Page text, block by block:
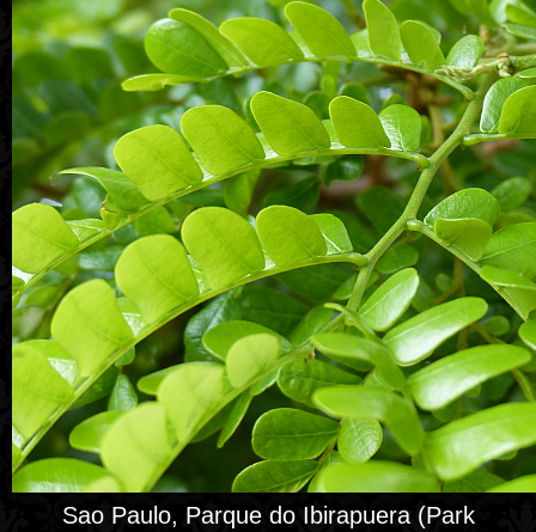
Sao Paulo, Parque do Ibirapuera (Park